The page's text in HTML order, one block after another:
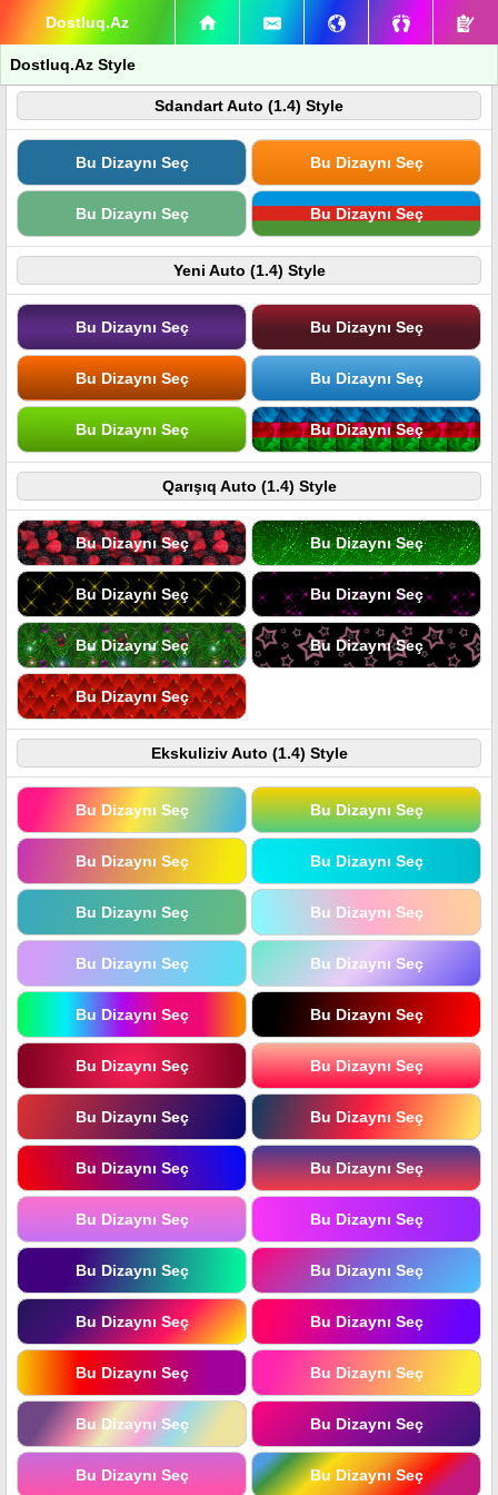
Dostluq.Az
Dostluq.Az Style
Sdandart Auto (1.4) Style
Bu Dizaynı Seç Bu Dizaynı Seç
Bu Dizaynı Seç Bu Dizaynı Seç
Yeni Auto (1.4) Style
Bu Dizaynı Seç Bu Dizaynı Seç
Bu Dizaynı Seç Bu Dizaynı Seç
Bu Dizaynı Seç Bu Dizaynı Seç
Qarışıq Auto (1.4) Style
Bu Dizaynı Seç Bu Dizaynı Seç
Bu Dizaynı Seç Bu Dizaynı Seç
Bu Dizaynı Seç Bu Dizaynı Seç
Bu Dizaynı Seç
Ekskuliziv Auto (1.4) Style
Bu Dizaynı Seç Bu Dizaynı Seç
Bu Dizaynı Seç Bu Dizaynı Seç
Bu Dizaynı Seç Bu Dizaynı Seç
Bu Dizaynı Seç Bu Dizaynı Seç
Bu Dizaynı Seç Bu Dizaynı Seç
Bu Dizaynı Seç Bu Dizaynı Seç
Bu Dizaynı Seç Bu Dizaynı Seç
Bu Dizaynı Seç Bu Dizaynı Seç
Bu Dizaynı Seç Bu Dizaynı Seç
Bu Dizaynı Seç Bu Dizaynı Seç
Bu Dizaynı Seç Bu Dizaynı Seç
Bu Dizaynı Seç Bu Dizaynı Seç
Bu Dizaynı Seç Bu Dizaynı Seç
Bu Dizaynı Seç Bu Dizaynı Seç